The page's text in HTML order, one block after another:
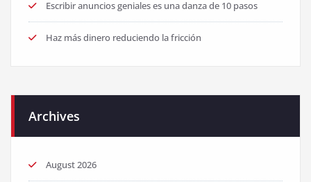
Escribir anuncios geniales es una danza de 10 pasos
Haz más dinero reduciendo la fricción
Archives
August 2026